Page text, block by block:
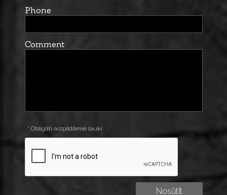
Phone
Comment
* Obligāti aizpildāmie lauki